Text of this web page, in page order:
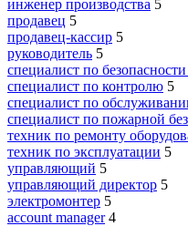
инженер производства 5
продавец 5
продавец-кассир 5
руководитель 5
специалист по
специалист по контролю 5
специалист по
специалист по пожарной
техник по ремонту
техник по эксплуатации 5
управляющий 5
управляющий директор 5
электромонтер 5
account manager 4